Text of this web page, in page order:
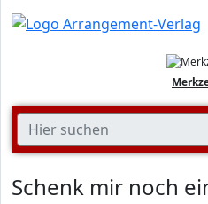
Schenk mir noch